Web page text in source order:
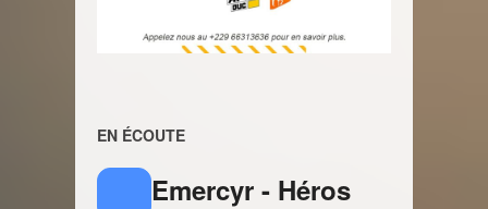
EN ÉCOUTE
Emercyr - Héros